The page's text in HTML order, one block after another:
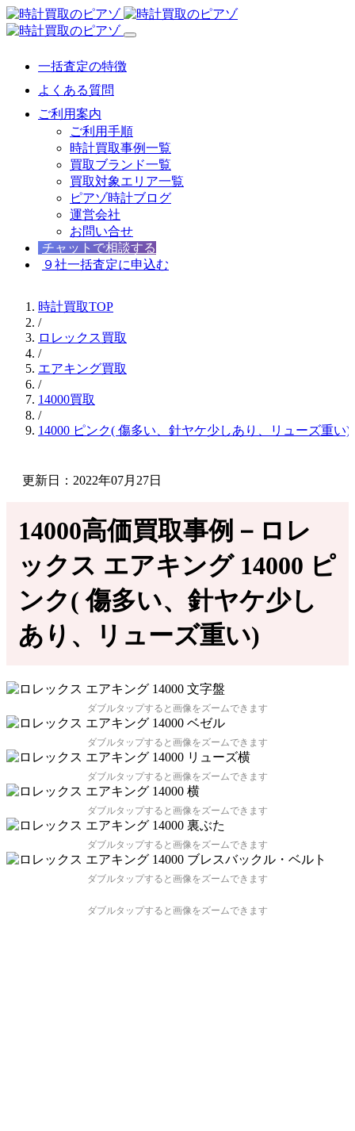
一括査定の特徴
よくある質問
ご利用案内
ご利用手順
時計買取事例一覧
買取ブランド一覧
買取対象エリア一覧
ピアゾ時計ブログ
運営会社
お問い合せ
チャットで相談する
９社一括査定に申込む
時計買取TOP
/
ロレックス買取
/
エアキング買取
/
14000買取
/
14000 ピンク( 傷多い、針ヤケ少しあり、リューズ重い
更新日：2022年07月27日
14000高価買取事例－ロレ
ックス エアキング 14000 ピ
ンク( 傷多い、針ヤケ少し
あり、リューズ重い)
ダブルタップすると画像をズームできます
ダブルタップすると画像をズームできます
ダブルタップすると画像をズームできます
ダブルタップすると画像をズームできます
ダブルタップすると画像をズームできます
ダブルタップすると画像をズームできます
ダブルタップすると画像をズームできます